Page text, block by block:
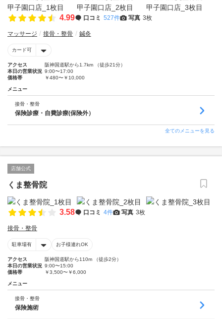
4.99 口コミ 527件 写真 3枚
マッサージ 接骨・整骨 鍼灸
カード可
アクセス
阪神国道駅から1.7km （徒歩21分）
本日の営業状況 9:00〜17:00
価格帯
￥480〜￥10,000
メニュー
接骨・整骨
保険診療・自費診療(保険外）
全てのメニューを見る
店舗公式
くま整骨院
3.58 口コミ 4件 写真 3枚
接骨・整骨
駐車場有 お子様連れOK
アクセス
阪神国道駅から110m （徒歩2分）
本日の営業状況 9:00〜15:00
価格帯
￥3,500〜￥6,000
メニュー
接骨・整骨
保険施術